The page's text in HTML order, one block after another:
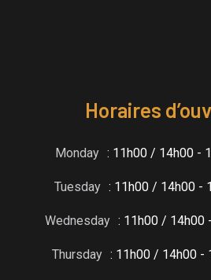
Horaires
Monday : 11h00 / 14h00 -
Tuesday : 11h00 / 14h00 -
Wednesday : 11h00 / 14h00
Thursday : 11h00 / 14h00 -